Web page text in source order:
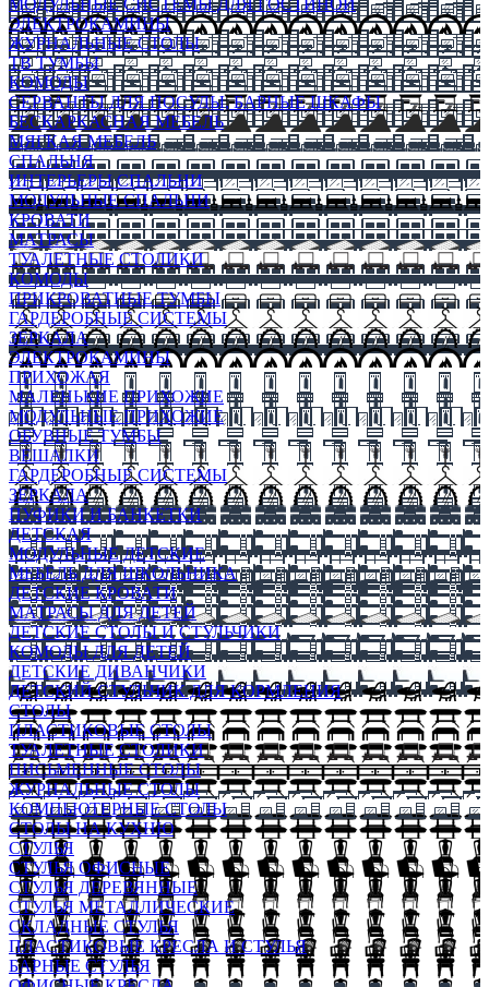
МОДУЛЬНЫЕ СИСТЕМЫ ДЛЯ ГОСТИНОЙ
ЭЛЕКТРОКАМИНЫ
ЖУРНАЛЬНЫЕ СТОЛЫ
ТВ ТУМБЫ
КОМОДЫ
СЕРВАНТЫ ДЛЯ ПОСУДЫ, БАРНЫЕ ШКАФЫ
БЕСКАРКАСНАЯ МЕБЕЛЬ
МЯГКАЯ МЕБЕЛЬ
СПАЛЬНЯ
ИНТЕРЬЕРЫ СПАЛЬНИ
МОДУЛЬНЫЕ СПАЛЬНИ
КРОВАТИ
МАТРАСЫ
ТУАЛЕТНЫЕ СТОЛИКИ
КОМОДЫ
ПРИКРОВАТНЫЕ ТУМБЫ
ГАРДЕРОБНЫЕ СИСТЕМЫ
ЗЕРКАЛА
ЭЛЕКТРОКАМИНЫ
ПРИХОЖАЯ
МАЛЕНЬКИЕ ПРИХОЖИЕ
МОДУЛЬНЫЕ ПРИХОЖИЕ
ОБУВНЫЕ ТУМБЫ
ВЕШАЛКИ
ГАРДЕРОБНЫЕ СИСТЕМЫ
ЗЕРКАЛА
ПУФИКИ И БАНКЕТКИ
ДЕТСКАЯ
МОДУЛЬНЫЕ ДЕТСКИЕ
МЕБЕЛЬ ДЛЯ ШКОЛЬНИКА
ДЕТСКИЕ КРОВАТИ
МАТРАСЫ ДЛЯ ДЕТЕЙ
ДЕТСКИЕ СТОЛЫ И СТУЛЬЧИКИ
КОМОДЫ ДЛЯ ДЕТЕЙ
ДЕТСКИЕ ДИВАНЧИКИ
ДЕТСКИЙ СТУЛЬЧИК ДЛЯ КОРМЛЕНИЯ
СТОЛЫ
ПЛАСТИКОВЫЕ СТОЛЫ
ТУАЛЕТНЫЕ СТОЛИКИ
ПИСЬМЕННЫЕ СТОЛЫ
ЖУРНАЛЬНЫЕ СТОЛЫ
КОМПЬЮТЕРНЫЕ СТОЛЫ
СТОЛЫ НА КУХНЮ
СТУЛЬЯ
СТУЛЬЯ ОФИСНЫЕ
СТУЛЬЯ ДЕРЕВЯННЫЕ
СТУЛЬЯ МЕТАЛЛИЧЕСКИЕ
СКЛАДНЫЕ СТУЛЬЯ
ПЛАСТИКОВЫЕ КРЕСЛА И СТУЛЬЯ
БАРНЫЕ СТУЛЬЯ